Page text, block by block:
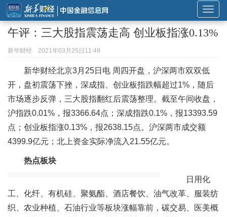
展
开
或
导
航
午评：三大股指震荡走高 创业板指涨0.13%
新华财经 2021年03月25日11:49
新华财经北京3月25日电 周四开盘，沪深两市双双低
开，盘初震荡下挫，深成指、创业板指跌幅超过1%，随后
市场逐步反弹，三大股指翻红后震荡整理。截至午间收盘，
沪指跌0.01%，报3366.64点；深成指跌0.1%，报13393.59
点；创业板指涨0.13%，报2638.15点。沪深两市成交额
4399.9亿元；北上资金实际净流入21.55亿元。
热点板块
日用化
工、化纤、有机硅、聚氨酯、酒店餐饮、油气改革、服装纺
织、农业种植、石油行业等板块涨幅靠前，碳交易、医美概